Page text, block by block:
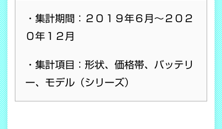
・ 集計期間：２０１９年６月～２０２
０年１２月
・集計項目：形状、価格帯、バッテリ
ー、モデル（シリーズ）